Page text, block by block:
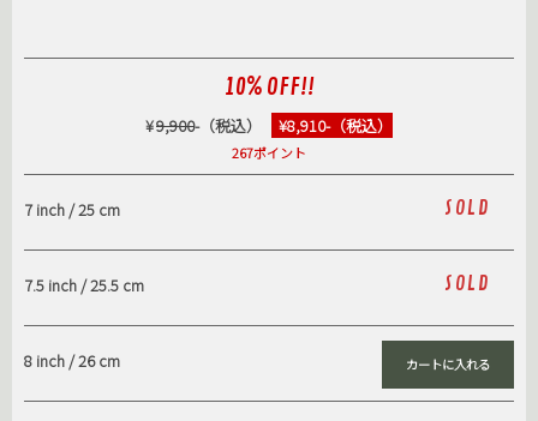
10% OFF!!
¥9,900-（税込） ¥8,910-（税込）
267ポイント
7 inch / 25 cm SOLD
7.5 inch / 25.5 cm SOLD
8 inch / 26 cm